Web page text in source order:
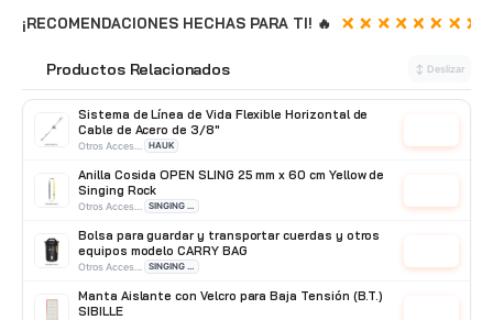
¡RECOMENDACIONES HECHAS PARA TI! 🔥
Productos Relacionados ↕ Deslizar
Sistema de Línea de Vida Flexible Horizontal de
Cable de Acero de 3/8"
HAUK
Anilla Cosida OPEN SLING 25 mm x 60 cm Yellow de
Singing Rock
SINGING ROCK
Bolsa para guardar y transportar cuerdas y otros
equipos modelo CARRY BAG
SINGING ROCK
Manta Aislante con Velcro para Baja Tensión (B.T.)
SIBILLE